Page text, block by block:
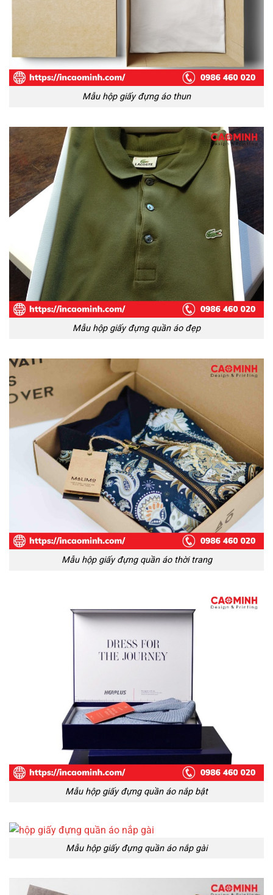
Mẫu hộp giấy đựng áo thun
Mẫu hộp giấy đựng quần áo đẹp
Mẫu hộp giấy đựng quần áo thời trang
Mẫu hộp giấy đựng quần áo nắp bật
Mẫu hộp giấy đựng quần áo nắp gài